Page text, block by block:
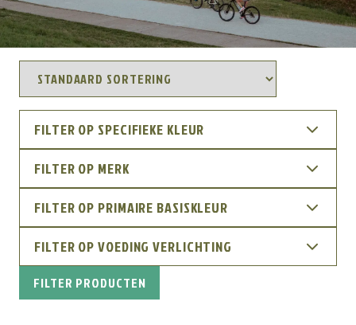
FILTER OP SPECIFIEKE KLEUR
FILTER OP MERK
FILTER OP PRIMAIRE BASISKLEUR
FILTER OP VOEDING VERLICHTING
FILTER PRODUCTEN